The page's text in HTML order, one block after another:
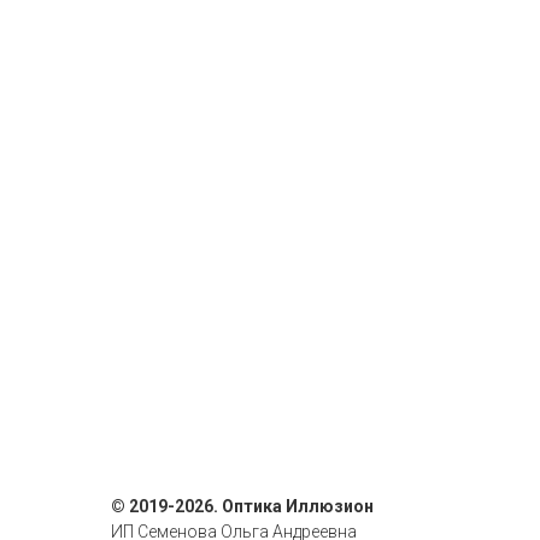
© 2019-2026. Оптика Иллюзион
ИП Семенова Ольга Андреевна